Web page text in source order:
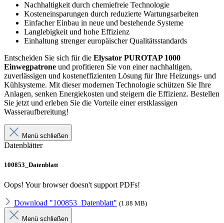
Nachhaltigkeit durch chemiefreie Technologie
Kosteneinsparungen durch reduzierte Wartungsarbeiten
Einfacher Einbau in neue und bestehende Systeme
Langlebigkeit und hohe Effizienz
Einhaltung strenger europäischer Qualitätsstandards
Entscheiden Sie sich für die Elysator PUROTAP 1000
Einwegpatrone und profitieren Sie von einer nachhaltigen,
zuverlässigen und kosteneffizienten Lösung für Ihre Heizungs- und
Kühlsysteme. Mit dieser modernen Technologie schützen Sie Ihre
Anlagen, senken Energiekosten und steigern die Effizienz. Bestellen
Sie jetzt und erleben Sie die Vorteile einer erstklassigen
Wasseraufbereitung!
Menü schließen
Datenblätter
100853_Datenblatt
Oops! Your browser doesn't support PDFs!
Download "100853_Datenblatt" (1.88 MB)
Menü schließen